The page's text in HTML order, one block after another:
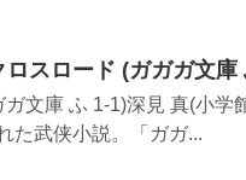
スロード (ガガガ文庫
文庫 ふ 1-1)深見 真(小学
た武侠小説。「ガガ...